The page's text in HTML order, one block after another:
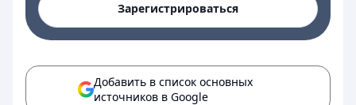
Зарегистрироваться
Добавить в список основных
источников в Google